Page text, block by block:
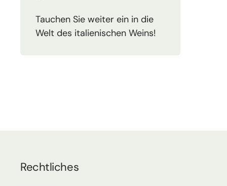
Tauchen Sie weiter ein in die
Welt des italienischen Weins!
Rechtliches